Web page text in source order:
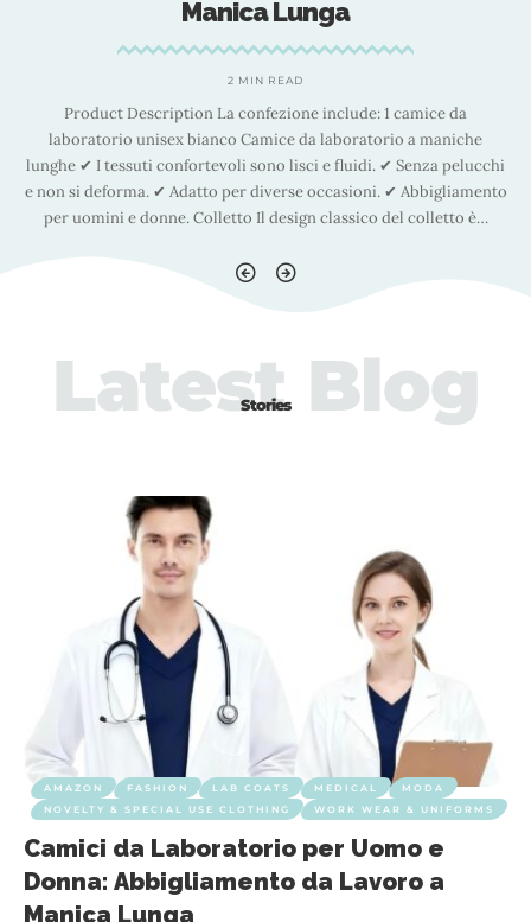
Manica Lunga
2 MIN READ
Product Description La confezione include: 1 camice da
laboratorio unisex bianco Camice da laboratorio a maniche
lunghe ✔ I tessuti confortevoli sono lisci e fluidi. ✔ Senza pelucchi
e non si deforma. ✔ Adatto per diverse occasioni. ✔ Abbigliamento
per uomini e donne. Colletto Il design classico del colletto è…
Stories
Latest Blog
AMAZON FASHION LAB COATS MEDICAL
MODA
NOVELTY & SPECIAL USE CLOTHING
WORK WEAR & UNIFORMS
Camici da Laboratorio per Uomo e
Donna: Abbigliamento da Lavoro a
Manica Lunga